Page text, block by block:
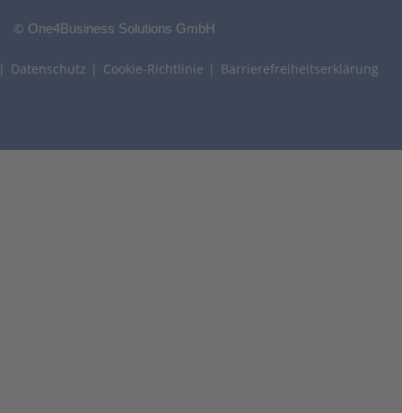
© One4Business Solutions GmbH
Datenschutz Cookie-Richtlinie Barrierefreiheitserklärung